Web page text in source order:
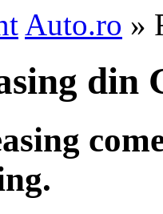
Auto.ro »
din